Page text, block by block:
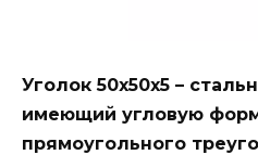
Уголок 50х50х5 –
имеющий угловую
прямоугольного